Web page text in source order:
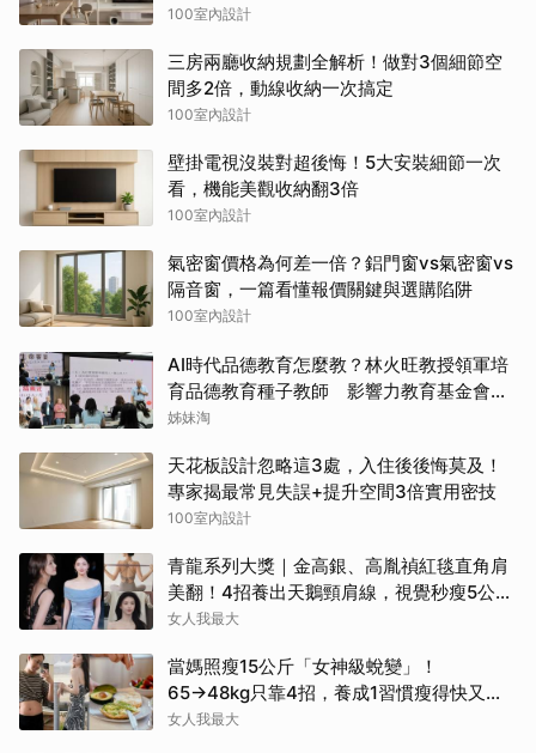
100室內設計
三房兩廳收納規劃全解析！做對3個細節空
間多2倍，動線收納一次搞定
100室內設計
壁掛電視沒裝對超後悔！5大安裝細節一次
看，機能美觀收納翻3倍
100室內設計
氣密窗價格為何差一倍？鋁門窗vs氣密窗vs
隔音窗，一篇看懂報價關鍵與選購陷阱
100室內設計
AI時代品德教育怎麼教？林火旺教授領軍培
育品德教育種子教師 影響力教育基金會攜
手新生代基金會
姊妹淘
天花板設計忽略這3處，入住後後悔莫及！
專家揭最常見失誤+提升空間3倍實用密技
100室內設計
青龍系列大獎｜金高銀、高胤禎紅毯直角肩
美翻！4招養出天鵝頸肩線，視覺秒瘦5公
斤！
女人我最大
當媽照瘦15公斤「女神級蛻變」！
65→48kg只靠4招，養成1習慣瘦得快又不
復胖
女人我最大